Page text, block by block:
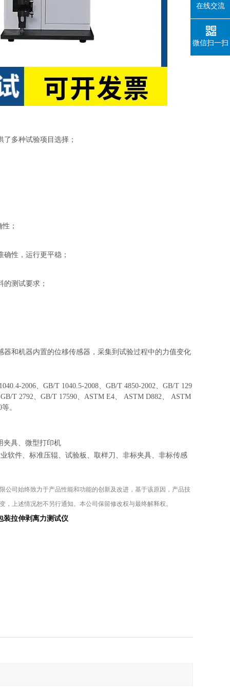
多种试验项目选择；
；
性，运行更平稳；
的测试要求；
和机器内置的位移传感器，采集到试验过程中的力值变化
2006、GB/T 1040.5-2008、GB/T 4850-2002、GB/T 129
T 2792、GB/T 17590、ASTM E4、 ASTM D882、 ASTM
。
夹具、微型打印机
软件、标准压辊、试验板、取样刀、非标夹具、非标传感
公司 始终致力于产品性能和功能的创新及改进，基于该原因，产品技
，上述情况恕不另行通知。本公司保留修改权与最终解释权。
装拉伸剥离力测试仪
在线交流
微信扫一扫